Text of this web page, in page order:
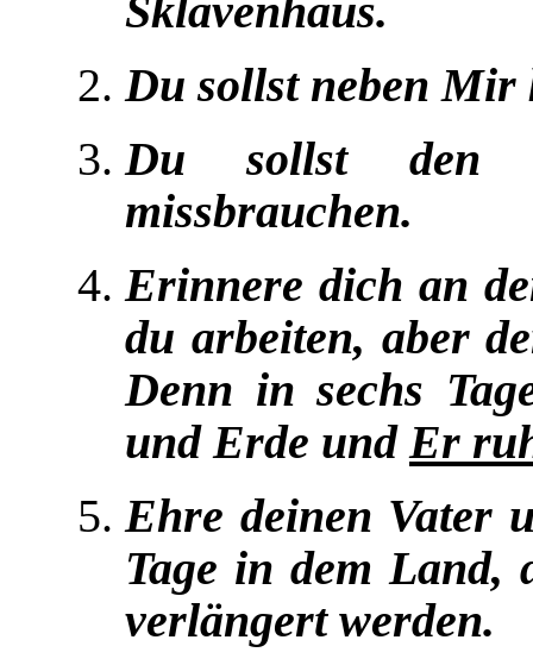
Sklavenhaus.
Du sollst neben Mir
Du sollst den
missbrauchen.
Erinnere dich an
du arbeiten, aber
Denn in sechs
und Erde und Er
Ehre deinen Vater
Tage in dem Land,
verlängert werden.